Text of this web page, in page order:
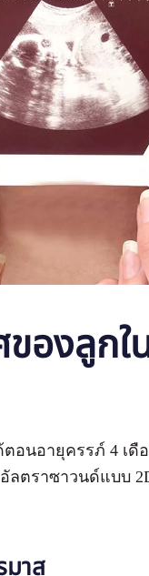
องลูก
อนอายุครรภ์ 4 เดื
ลตราซาวนด์แบบ
าส